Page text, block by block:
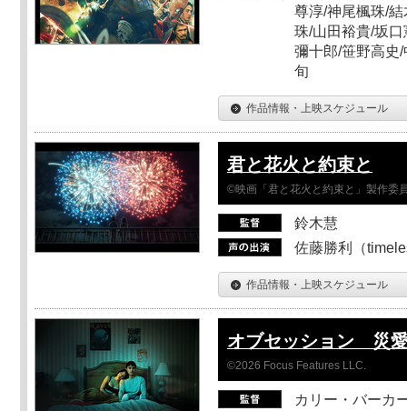
尊淳/神尾楓珠/
珠/山田裕貴/坂
彌十郎/笹野高史
旬
作品情報・上映スケジュール
君と花火と約束と
©映画「君と花火と約束と」製作委
鈴木慧
佐藤勝利（
作品情報・上映スケジュール
オブセッション 災
©2026 Focus Features LLC.
カリー・バーカ